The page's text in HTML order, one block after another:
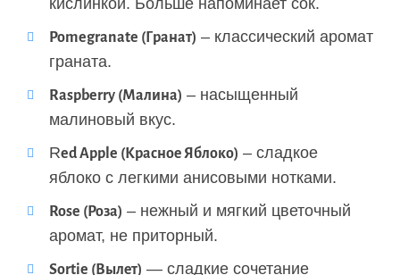
кислинкой. Больше напоминает сок.
Pomegranate (Гранат) – классический аромат
граната.
Raspberry (Малина) – насыщенный
малиновый вкус.
Red Apple (Красное Яблоко) – сладкое
яблоко с легкими анисовыми нотками.
Rose (Роза) – нежный и мягкий цветочный
аромат, не приторный.
Sortie (Вылет) — сладкие сочетание